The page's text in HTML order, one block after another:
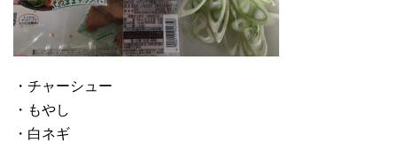
・チャーシュー
・もやし
・白ネギ